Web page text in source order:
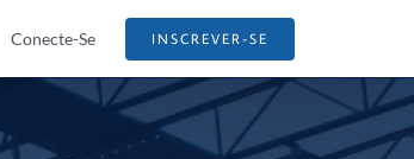
Conecte-Se INSCREVER-SE